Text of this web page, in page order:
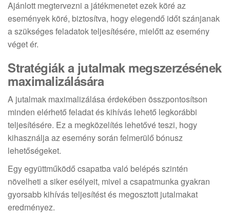
Ajánlott megtervezni a játékmenetet ezek köré az
események köré, biztosítva, hogy elegendő időt szánjanak
a szükséges feladatok teljesítésére, mielőtt az esemény
véget ér.
Stratégiák a jutalmak megszerzésének
maximalizálására
A jutalmak maximalizálása érdekében összpontosítson
minden elérhető feladat és kihívás lehető legkorábbi
teljesítésére. Ez a megközelítés lehetővé teszi, hogy
kihasználja az esemény során felmerülő bónusz
lehetőségeket.
Egy együttműködő csapatba való belépés szintén
növelheti a siker esélyeit, mivel a csapatmunka gyakran
gyorsabb kihívás teljesítést és megosztott jutalmakat
eredményez.